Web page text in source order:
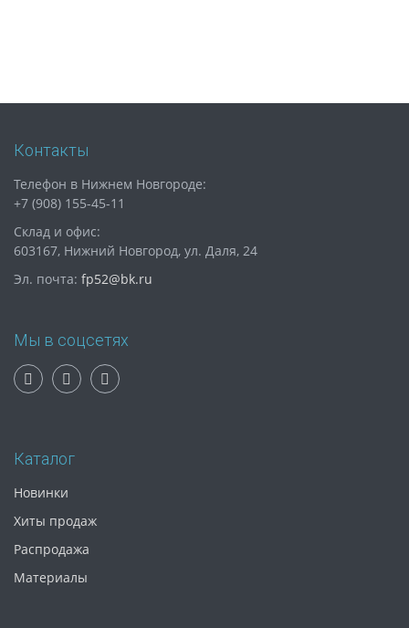
Контакты
Телефон в Нижнем Новгороде:
+7 (908) 155-45-11
Склад и офис:
603167, Нижний Новгород, ул. Даля, 24
Эл. почта: fp52@bk.ru
Мы в соцсетях
Каталог
Новинки
Хиты продаж
Распродажа
Материалы